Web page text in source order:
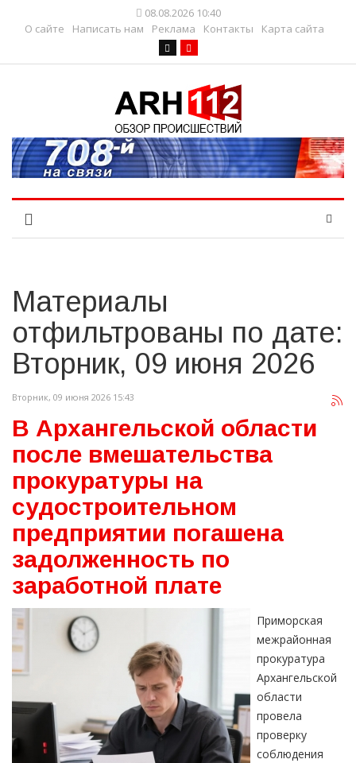
08.08.2026 10:40
О сайте
Написать нам Реклама Контакты Карта сайта
Материалы
отфильтрованы по дате:
Вторник, 09 июня 2026
Вторник, 09 июня 2026 15:43
В Архангельской области
после вмешательства
прокуратуры на
судостроительном
предприятии погашена
задолженность по
заработной плате
Приморская
межрайонная
прокуратура
Архангельской
области
провела
проверку
соблюдения